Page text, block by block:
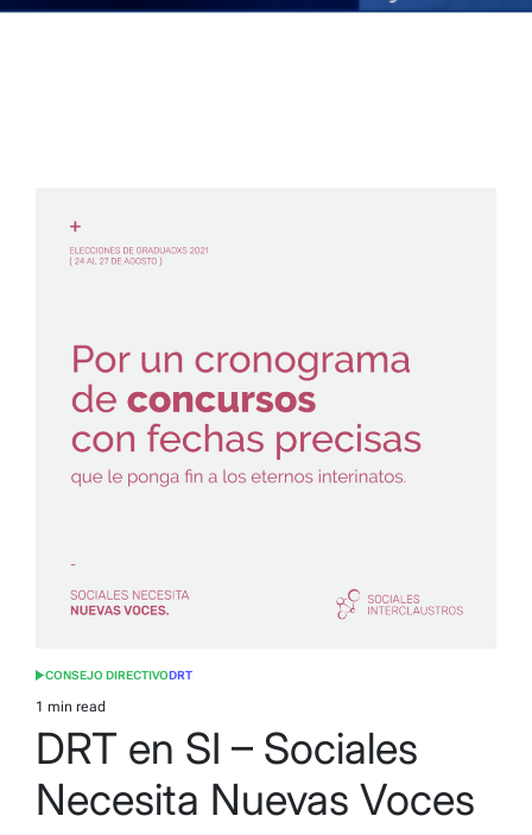
POSTED
IN
CONSEJO DIRECTIVODRT
Estimated
read
time
1 min read
DRT en SI – Sociales
Necesita Nuevas Voces